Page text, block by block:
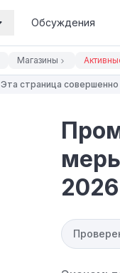
Обсуждения
Магазины
Эта страница